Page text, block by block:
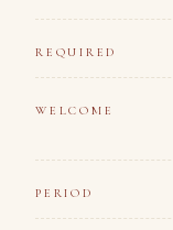
REQUIRED
WELCOME
PERIOD